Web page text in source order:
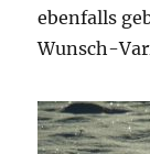
ebenfalls
Wunsch-